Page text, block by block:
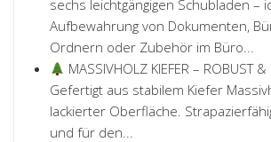
sechs leichtgängigen Schubladen –
Aufbewahrung von Dokumenten,
Ordnern oder Zubehör im Büro...
MASSIVHOLZ KIEFER – ROBUST &
Gefertigt aus stabilem Kiefer
lackierter Oberfläche.
und für den...